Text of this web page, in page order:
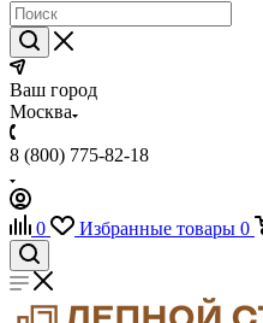
Ваш город
Москва
8 (800) 775-82-18
0 Избранные товары 0